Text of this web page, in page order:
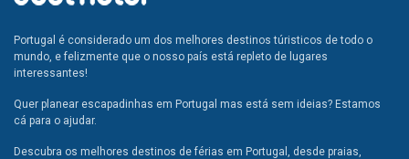
Portugal é considerado um dos melhores destinos túristicos de todo o
mundo, e felizmente que o nosso país está repleto de lugares
interessantes!
Quer planear escapadinhas em Portugal mas está sem ideias? Estamos
cá para o ajudar.
Descubra os melhores destinos de férias em Portugal, desde praias,